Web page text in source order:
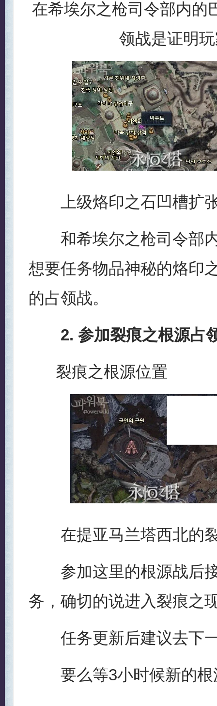
在希埃尔之枪
领战是证明
上级烙印之石凹槽扩
和希埃尔之枪司令部内
想要任务物品神秘的烙印
的占领战。
2. 参加裂痕之根源占
裂痕之根源
在提亚马兰塔西北的
参加这里的根源战后接
务，确切的说进入裂痕之
任务更新后建议去下一
要么等3小时候新的根